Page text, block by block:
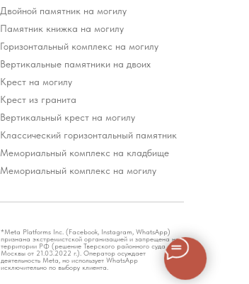
Двойной памятник на могилу
Памятник книжка на могилу
Горизонтальный комплекс на могилу
Вертикальные памятники на двоих
Крест на могилу
Крест из гранита
Вертикальный крест на могилу
Классический горизонтальный памятник
Мемориальный комплекс на кладбище
Мемориальный комплекс на могилу
*Meta Platforms Inc. (Facebook, Instagram, WhatsApp)
признана экстремистской организацией и запрещена на
территории РФ (решение Тверского районного суда г.
Москвы от 21.03.2022 г.). Оператор осуждает
деятельность Meta, но использует WhatsApp
исключительно по выбору клиента.